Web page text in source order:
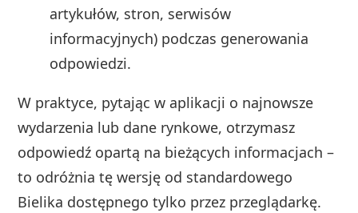
artykułów, stron, serwisów
informacyjnych) podczas generowania
odpowiedzi.
W praktyce, pytając w aplikacji o najnowsze
wydarzenia lub dane rynkowe, otrzymasz
odpowiedź opartą na bieżących informacjach –
to odróżnia tę wersję od standardowego
Bielika dostępnego tylko przez przeglądarkę.